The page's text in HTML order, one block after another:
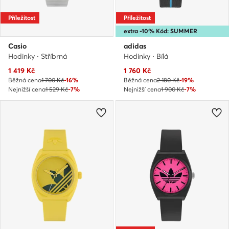
Příležitost
Casio
Hodinky · Stříbrná
Aktuální cena
1 419 Kč
Běžná cena1 700 Kč-16%
Nejnižší cena1 529 Kč-7%
extra -10% Kód: SUMMER
Příležitost
adidas
Hodinky · Bílá
Aktuální cena
1 760 Kč
Běžná cena2 180 Kč-19%
Nejnižší cena1 900 Kč-7%